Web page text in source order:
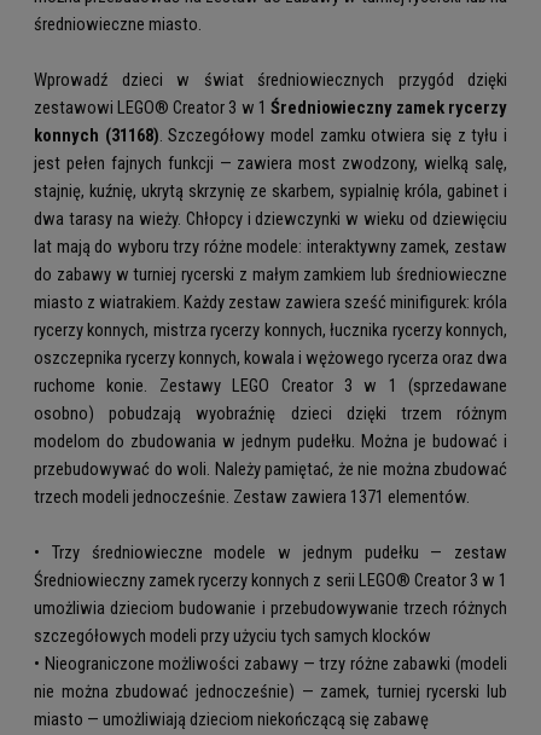
średniowieczne miasto.
Wprowadź dzieci w świat średniowiecznych przygód dzięki
zestawowi LEGO® Creator 3 w 1 Średniowieczny zamek rycerzy
konnych (31168). Szczegółowy model zamku otwiera się z tyłu i
jest pełen fajnych funkcji — zawiera most zwodzony, wielką salę,
stajnię, kuźnię, ukrytą skrzynię ze skarbem, sypialnię króla, gabinet i
dwa tarasy na wieży. Chłopcy i dziewczynki w wieku od dziewięciu
lat mają do wyboru trzy różne modele: interaktywny zamek, zestaw
do zabawy w turniej rycerski z małym zamkiem lub średniowieczne
miasto z wiatrakiem. Każdy zestaw zawiera sześć minifigurek: króla
rycerzy konnych, mistrza rycerzy konnych, łucznika rycerzy konnych,
oszczepnika rycerzy konnych, kowala i wężowego rycerza oraz dwa
ruchome konie. Zestawy LEGO Creator 3 w 1 (sprzedawane
osobno) pobudzają wyobraźnię dzieci dzięki trzem różnym
modelom do zbudowania w jednym pudełku. Można je budować i
przebudowywać do woli. Należy pamiętać, że nie można zbudować
trzech modeli jednocześnie. Zestaw zawiera 1371 elementów.
• Trzy średniowieczne modele w jednym pudełku — zestaw
Średniowieczny zamek rycerzy konnych z serii LEGO® Creator 3 w 1
umożliwia dzieciom budowanie i przebudowywanie trzech różnych
szczegółowych modeli przy użyciu tych samych klocków
• Nieograniczone możliwości zabawy — trzy różne zabawki (modeli
nie można zbudować jednocześnie) — zamek, turniej rycerski lub
miasto — umożliwiają dzieciom niekończącą się zabawę